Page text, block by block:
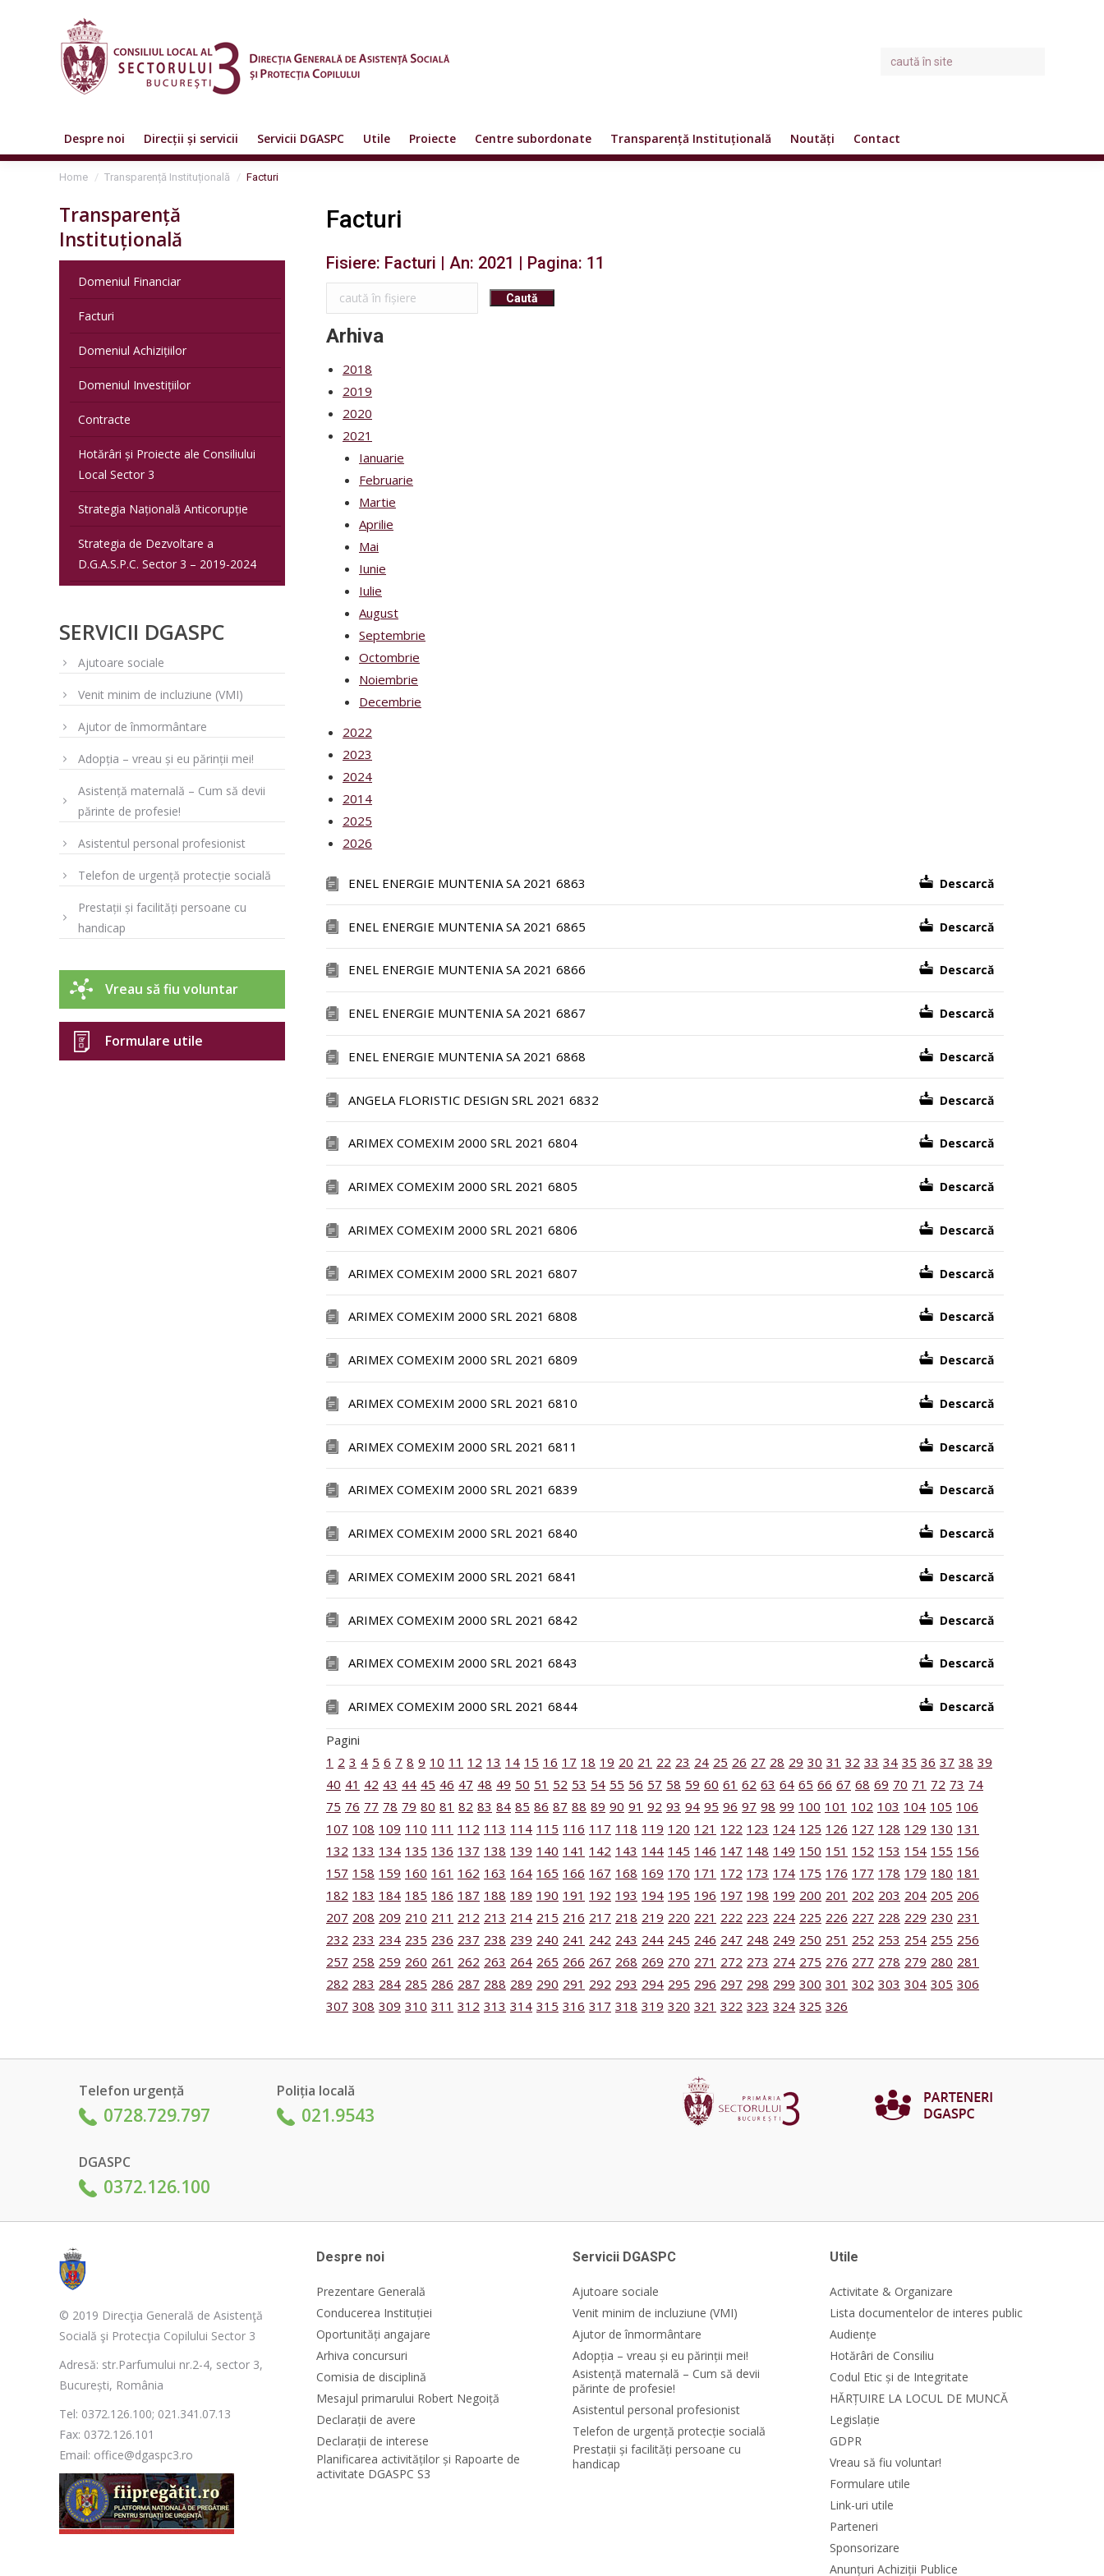
Despre noi Direcții și servicii Servicii DGASPC Utile Proiecte Centre subordonate Transparență Instituțională Noutăți Contact
You are here:
Home Transparență Instituțională Facturi
Facturi
Fisiere: Facturi | An: 2021 | Pagina: 11
Arhiva
2018
2019
2020
2021
Ianuarie
Februarie
Martie
Aprilie
Mai
Iunie
Iulie
August
Septembrie
Octombrie
Noiembrie
Decembrie
2022
2023
2024
2014
2025
2026
ENEL ENERGIE MUNTENIA SA 2021 6863 Descarcă
ENEL ENERGIE MUNTENIA SA 2021 6865 Descarcă
ENEL ENERGIE MUNTENIA SA 2021 6866 Descarcă
ENEL ENERGIE MUNTENIA SA 2021 6867 Descarcă
ENEL ENERGIE MUNTENIA SA 2021 6868 Descarcă
ANGELA FLORISTIC DESIGN SRL 2021 6832 Descarcă
ARIMEX COMEXIM 2000 SRL 2021 6804 Descarcă
ARIMEX COMEXIM 2000 SRL 2021 6805 Descarcă
ARIMEX COMEXIM 2000 SRL 2021 6806 Descarcă
ARIMEX COMEXIM 2000 SRL 2021 6807 Descarcă
ARIMEX COMEXIM 2000 SRL 2021 6808 Descarcă
ARIMEX COMEXIM 2000 SRL 2021 6809 Descarcă
ARIMEX COMEXIM 2000 SRL 2021 6810 Descarcă
ARIMEX COMEXIM 2000 SRL 2021 6811 Descarcă
ARIMEX COMEXIM 2000 SRL 2021 6839 Descarcă
ARIMEX COMEXIM 2000 SRL 2021 6840 Descarcă
ARIMEX COMEXIM 2000 SRL 2021 6841 Descarcă
ARIMEX COMEXIM 2000 SRL 2021 6842 Descarcă
ARIMEX COMEXIM 2000 SRL 2021 6843 Descarcă
ARIMEX COMEXIM 2000 SRL 2021 6844 Descarcă
Pagini
1 2 3 4 5 6 7 8 9 10 11 12 13 14 15 16 17 18 19 20 21 22 23 24 25 26 27 28 29 30 31 32 33 34 35 36 37 38 39
40 41 42 43 44 45 46 47 48 49 50 51 52 53 54 55 56 57 58 59 60 61 62 63 64 65 66 67 68 69 70 71 72 73 74
75 76 77 78 79 80 81 82 83 84 85 86 87 88 89 90 91 92 93 94 95 96 97 98 99 100 101 102 103 104 105 106
107 108 109 110 111 112 113 114 115 116 117 118 119 120 121 122 123 124 125 126 127 128 129 130 131
132 133 134 135 136 137 138 139 140 141 142 143 144 145 146 147 148 149 150 151 152 153 154 155 156
157 158 159 160 161 162 163 164 165 166 167 168 169 170 171 172 173 174 175 176 177 178 179 180 181
182 183 184 185 186 187 188 189 190 191 192 193 194 195 196 197 198 199 200 201 202 203 204 205 206
207 208 209 210 211 212 213 214 215 216 217 218 219 220 221 222 223 224 225 226 227 228 229 230 231
232 233 234 235 236 237 238 239 240 241 242 243 244 245 246 247 248 249 250 251 252 253 254 255 256
257 258 259 260 261 262 263 264 265 266 267 268 269 270 271 272 273 274 275 276 277 278 279 280 281
282 283 284 285 286 287 288 289 290 291 292 293 294 295 296 297 298 299 300 301 302 303 304 305 306
307 308 309 310 311 312 313 314 315 316 317 318 319 320 321 322 323 324 325 326
Transparență
Instituțională
Domeniul Financiar
Facturi
Domeniul Achizițiilor
Domeniul Investițiilor
Contracte
Hotărâri și Proiecte ale Consiliului
Local Sector 3
Strategia Națională Anticorupție
Strategia de Dezvoltare a
D.G.A.S.P.C. Sector 3 – 2019-2024
SERVICII DGASPC
Ajutoare sociale
Venit minim de incluziune (VMI)
Ajutor de înmormântare
Adopția – vreau și eu părinții mei!
Asistență maternală – Cum să devii
părinte de profesie!
Asistentul personal profesionist
Telefon de urgență protecție socială
Prestații și facilități persoane cu
handicap
Vreau să fiu voluntar
Formulare utile
Telefon urgență
0728.729.797
Poliția locală
021.9543
DGASPC
0372.126.100
© 2019 Direcţia Generală de Asistenţă
Socială şi Protecţia Copilului Sector 3
Adresă: str.Parfumului nr.2-4, sector 3,
București, România
Tel: 0372.126.100; 021.341.07.13
Fax: 0372.126.101
Email: office@dgaspc3.ro
Despre noi
Prezentare Generală
Conducerea Instituției
Oportunități angajare
Arhiva concursuri
Comisia de disciplină
Mesajul primarului Robert Negoiță
Declarații de avere
Declarații de interese
Planificarea activităților și Rapoarte de
activitate DGASPC S3
Servicii DGASPC
Ajutoare sociale
Venit minim de incluziune (VMI)
Ajutor de înmormântare
Adopția – vreau și eu părinții mei!
Asistență maternală – Cum să devii
părinte de profesie!
Asistentul personal profesionist
Telefon de urgență protecție socială
Prestații și facilități persoane cu
handicap
Utile
Activitate & Organizare
Lista documentelor de interes public
Audiențe
Hotărâri de Consiliu
Codul Etic și de Integritate
HĂRȚUIRE LA LOCUL DE MUNCĂ
Legislație
GDPR
Vreau să fiu voluntar!
Formulare utile
Link-uri utile
Parteneri
Sponsorizare
Anunțuri Achiziții Publice